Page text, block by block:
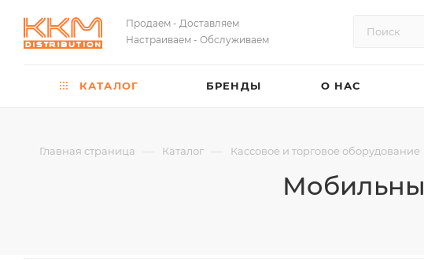
Продаем - Доставляем
Настраиваем - Обслуживаем
КАТАЛОГ БРЕНДЫ О НАС
Главная страница — Каталог — Кассовое и торговое оборудование